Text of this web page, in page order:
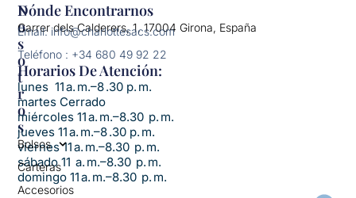
N
O
S
O
T
R
O
S
Bolsos
Carteras
Accesorios
Dónde Encontrarnos
Carrer dels Calderers, 1, 17004 Girona, España
Email: info@charlottesacs.com
Teléfono : +34 680 49 92 22
Horarios De Atención:​
lunes 11 a. m.–8 .30 p. m.
martes Cerrado
miércoles 11 a. m.–8.30 p. m.
jueves 11 a. m.–8 .30 p. m.
viernes 11 a. m.–8.30 p. m.
sábado 11 a. m.–8.30 p. m.
domingo 11 a. m.–8.30 p. m.